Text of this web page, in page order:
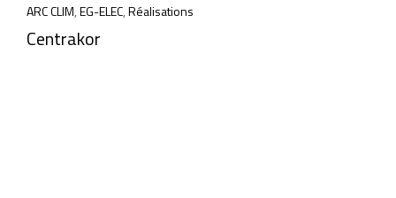
ARC CLIM,EG-ELEC,Réalisations
Centrakor